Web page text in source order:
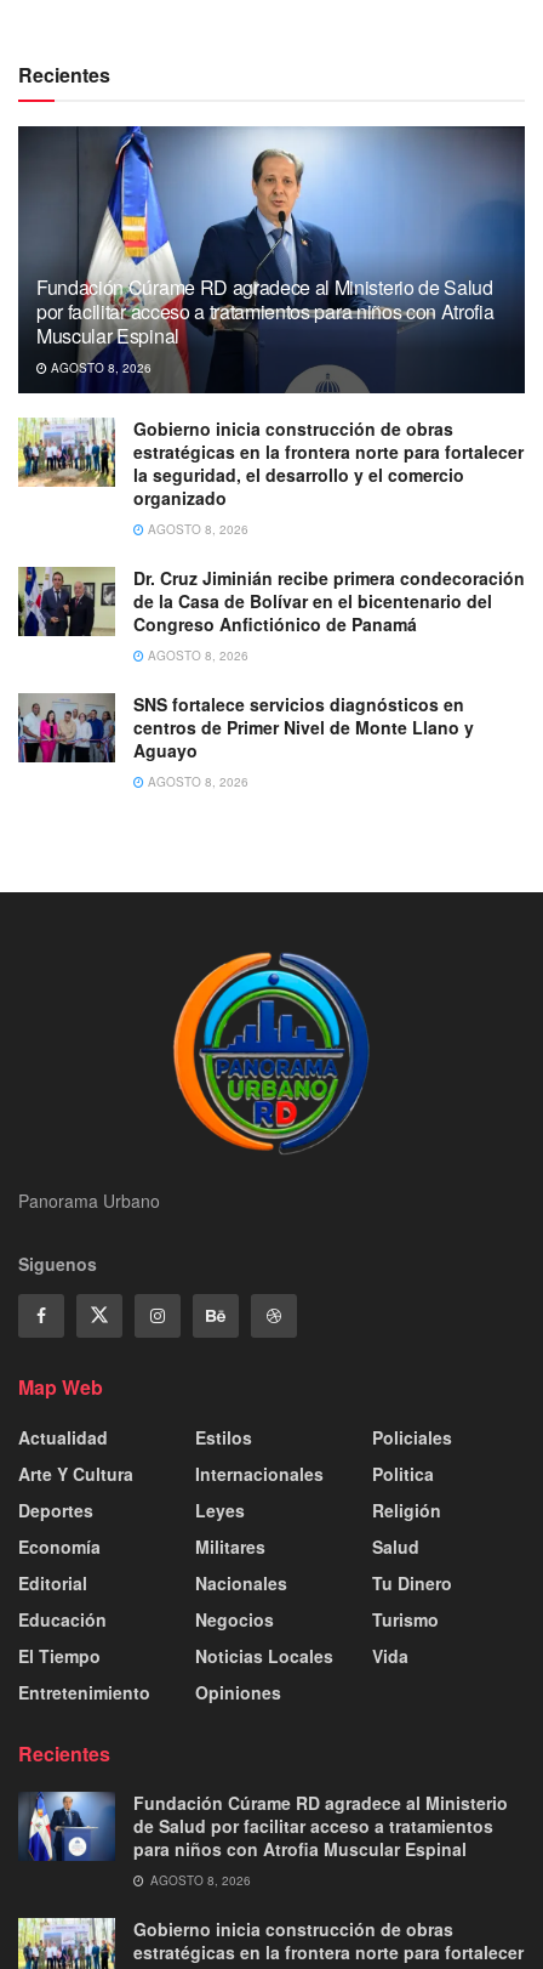
Recientes
Fundación Cúrame RD agradece al Ministerio de Salud
por facilitar acceso a tratamientos para niños con Atrofia
Muscular Espinal
AGOSTO 8, 2026
Gobierno inicia construcción de obras
estratégicas en la frontera norte para fortalecer
la seguridad, el desarrollo y el comercio
organizado
AGOSTO 8, 2026
Dr. Cruz Jiminián recibe primera condecoración
de la Casa de Bolívar en el bicentenario del
Congreso Anfictiónico de Panamá
AGOSTO 8, 2026
SNS fortalece servicios diagnósticos en
centros de Primer Nivel de Monte Llano y
Aguayo
AGOSTO 8, 2026
Panorama Urbano
Siguenos
Map Web
Actualidad
Arte Y Cultura
Deportes
Economía
Editorial
Educación
El Tiempo
Entretenimiento
Estilos
Internacionales
Leyes
Militares
Nacionales
Negocios
Noticias Locales
Opiniones
Policiales
Politica
Religión
Salud
Tu Dinero
Turismo
Vida
Recientes
Fundación Cúrame RD agradece al Ministerio
de Salud por facilitar acceso a tratamientos
para niños con Atrofia Muscular Espinal
AGOSTO 8, 2026
Gobierno inicia construcción de obras
estratégicas en la frontera norte para fortalecer